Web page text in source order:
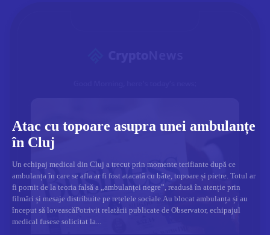
Atac cu topoare asupra unei ambulanțe
în Cluj
Un echipaj medical din Cluj a trecut prin momente terifiante după ce
ambulanța în care se afla ar fi fost atacată cu bâte, topoare și pietre. Totul ar
fi pornit de la teoria falsă a „ambulanței negre”, readusă în atenție prin
filmări și mesaje distribuite pe rețelele sociale.Au blocat ambulanța și au
început să loveascăPotrivit relatării publicate de Observator, echipajul
medical fusese solicitat la...